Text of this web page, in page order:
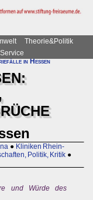
Theorie&Politik
Service
in Hessen
● Kliniken Rhein-
Politik, Kritik ●
und Würde des